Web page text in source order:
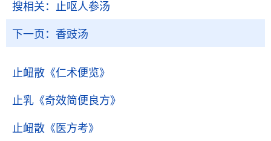
搜相关： 止呕人参汤
下一页： 香豉汤
止衄散 《仁术便览》
止乳 《奇效简便良方》
止衄散 《医方考》